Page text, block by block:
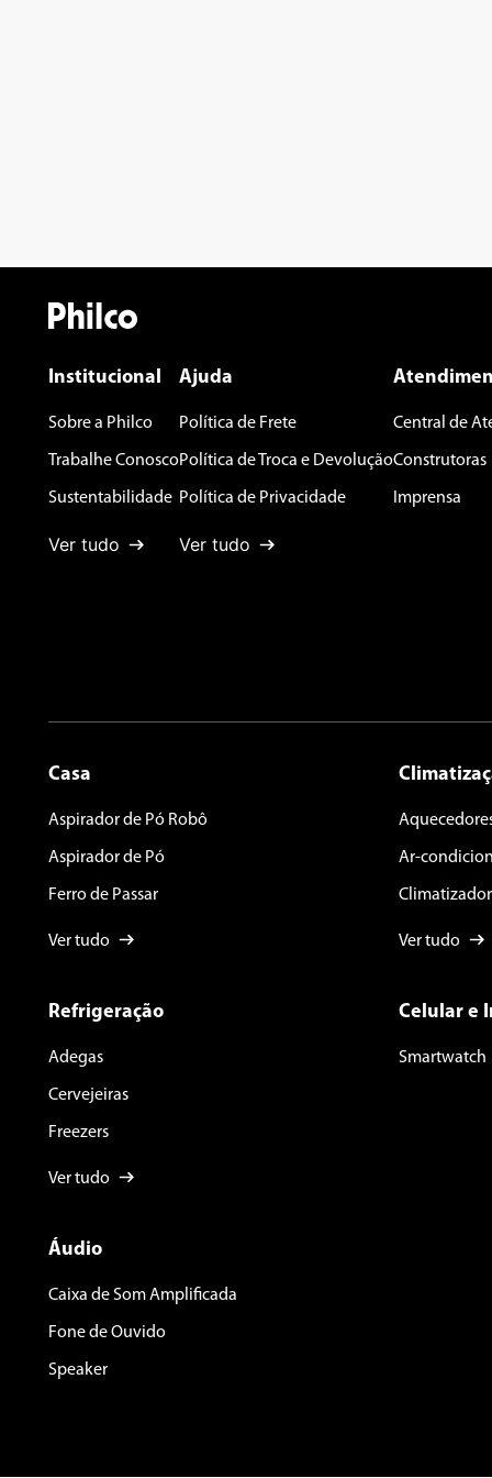
Institucional
Sobre a Philco
Trabalhe Conosco
Sustentabilidade
Ver tudo
Ajuda
Política de Frete
Política de Troca e Devolução
Política de Privacidade
Ver tudo
Central de
Construtoras
Imprensa
Casa
Aspirador de Pó Robô
Aspirador de Pó
Ferro de Passar
Ver tudo
Ar-
Ver tudo
Refrigeração
Adegas
Cervejeiras
Freezers
Ver tudo
Celular e
Smartwatch
Áudio
Caixa de Som Amplificada
Fone de Ouvido
Speaker